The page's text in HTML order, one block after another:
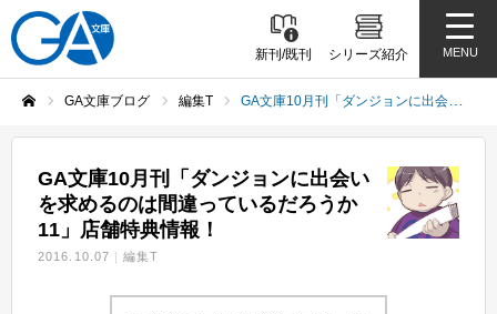
新刊/既刊 シリーズ紹介 MENU
GA文庫ブログ 編集T GA文庫10月刊「ダンジョンに出会いを求めるのは間違っているだろうか11」店舗特典情報！
GA文庫10月刊「ダンジョンに出会い
を求めるのは間違っているだろうか
11」店舗特典情報！
2016.10.07 編集T